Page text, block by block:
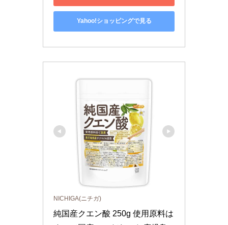
Yahoo!ショッピングで見る
NICHIGA(ニチガ)
純国産クエン酸 250g 使用原料は